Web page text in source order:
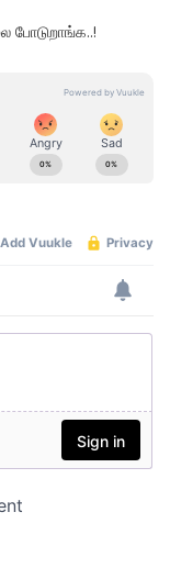
போடுறாங்க..!